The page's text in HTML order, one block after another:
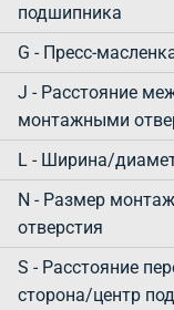
подшипника
G - Пресс-
J - Расстояние
монтажными
L - Ширина/
N - Размер
отверстия
S - Расстояние
сторона/центр